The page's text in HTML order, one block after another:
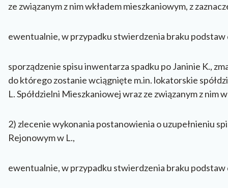
ze związanym z nim wkładem mieszkaniowym, z
ewentualnie, w przypadku stwierdzenia braku podstaw
sporządzenie spisu inwentarza spadku po Janinie K.,
do którego zostanie wciągnięte m.in. lokatorskie
L. Spółdzielni Mieszkaniowej wraz ze związanym z nim
2) zlecenie wykonania postanowienia o uzupełnieniu
Rejonowym w L.,
ewentualnie, w przypadku stwierdzenia braku podstaw